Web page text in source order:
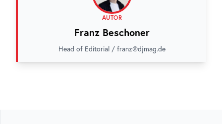
AUTOR
Franz Beschoner
Head of Editorial / franz@djmag.de